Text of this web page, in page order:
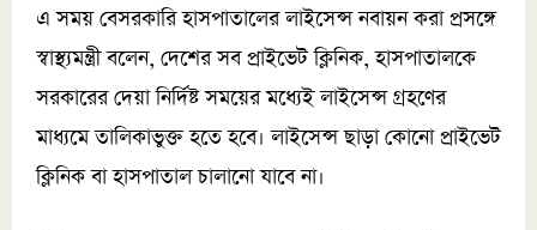
এ সময় বেসরকারি হাসপাতালের লাইসেন্স নবায়ন করা প্রসঙ্গে
স্বাস্থ্যমন্ত্রী বলেন, দেশের সব প্রাইভেট ক্লিনিক, হাসপাতালকে
সরকারের দেয়া নির্দিষ্ট সময়ের মধ্যেই লাইসেন্স গ্রহণের
মাধ্যমে তালিকাভুক্ত হতে হবে। লাইসেন্স ছাড়া কোনো প্রাইভেট
ক্লিনিক বা হাসপাতাল চালানো যাবে না।